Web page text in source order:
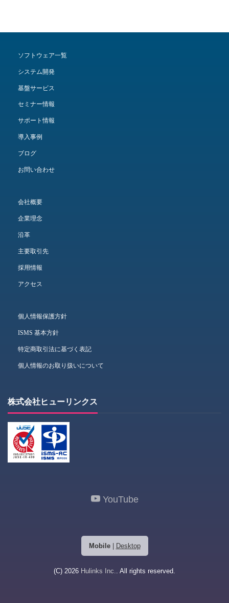
ソフトウェア一覧
システム開発
基盤サービス
セミナー情報
サポート情報
導入事例
ブログ
お問い合わせ
会社概要
企業理念
沿革
主要取引先
採用情報
アクセス
個人情報保護方針
ISMS 基本方針
特定商取引法に基づく表記
個人情報のお取り扱いについて
株式会社ヒューリンクス
YouTube
Mobile| Desktop
(C) 2026 Hulinks Inc.. All rights reserved.